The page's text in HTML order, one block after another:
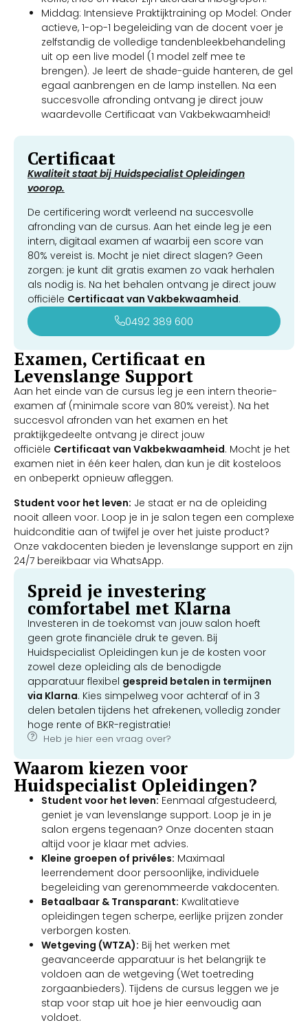
Middag: Intensieve Praktijktraining op Model: Onder
actieve, 1-op-1 begeleiding van de docent voer je
zelfstandig de volledige tandenbleekbehandeling
uit op een live model (1 model zelf mee te
brengen). Je leert de shade-guide hanteren, de gel
egaal aanbrengen en de lamp instellen. Na een
succesvolle afronding ontvang je direct jouw
waardevolle Certificaat van Vakbekwaamheid!
Certificaat
Kwaliteit staat bij Huidspecialist Opleidingen
voorop.
De certificering wordt verleend na succesvolle
afronding van de cursus. Aan het einde leg je een
intern, digitaal examen af waarbij een score van
80% vereist is. Mocht je niet direct slagen? Geen
zorgen: je kunt dit gratis examen zo vaak herhalen
als nodig is. Na het behalen ontvang je direct jouw
officiële Certificaat van Vakbekwaamheid.
0492 389 600
Examen, Certificaat en
Levenslange Support
Aan het einde van de cursus leg je een intern theorie-
examen af (minimale score van 80% vereist). Na het
succesvol afronden van het examen en het
praktijkgedeelte ontvang je direct jouw
officiële Certificaat van Vakbekwaamheid. Mocht je het
examen niet in één keer halen, dan kun je dit kosteloos
en onbeperkt opnieuw afleggen.
Student voor het leven: Je staat er na de opleiding
nooit alleen voor. Loop je in je salon tegen een complexe
huidconditie aan of twijfel je over het juiste product?
Onze vakdocenten bieden je levenslange support en zijn
24/7 bereikbaar via WhatsApp.
Spreid je investering
comfortabel met Klarna
Investeren in de toekomst van jouw salon hoeft
geen grote financiële druk te geven. Bij
Huidspecialist Opleidingen kun je de kosten voor
zowel deze opleiding als de benodigde
apparatuur flexibel gespreid betalen in termijnen
via Klarna. Kies simpelweg voor achteraf of in 3
delen betalen tijdens het afrekenen, volledig zonder
hoge rente of BKR-registratie!
Heb je hier een vraag over?
Waarom kiezen voor
Huidspecialist Opleidingen?
Student voor het leven: Eenmaal afgestudeerd,
geniet je van levenslange support. Loop je in je
salon ergens tegenaan? Onze docenten staan
altijd voor je klaar met advies.
Kleine groepen of privéles: Maximaal
leerrendement door persoonlijke, individuele
begeleiding van gerenommeerde vakdocenten.
Betaalbaar & Transparant: Kwalitatieve
opleidingen tegen scherpe, eerlijke prijzen zonder
verborgen kosten.
Wetgeving (WTZA): Bij het werken met
geavanceerde apparatuur is het belangrijk te
voldoen aan de wetgeving (Wet toetreding
zorgaanbieders). Tijdens de cursus leggen we je
stap voor stap uit hoe je hier eenvoudig aan
voldoet.